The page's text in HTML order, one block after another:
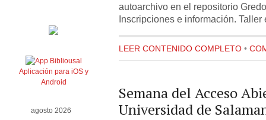
autoarchivo en el repositorio
Inscripciones e información.
LEER CONTENIDO COMPLETO •
Semana del Acceso
Universidad de
Aplicación para iOS y
Android
agosto 2026